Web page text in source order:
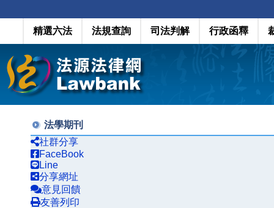
精選六法 法規查詢 司法判解 行政函釋
法學期刊
社群分享
FaceBook
Line
分享網址
意見回饋
友善列印